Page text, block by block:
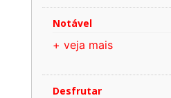
Notável
+ veja mais
Desfrutar